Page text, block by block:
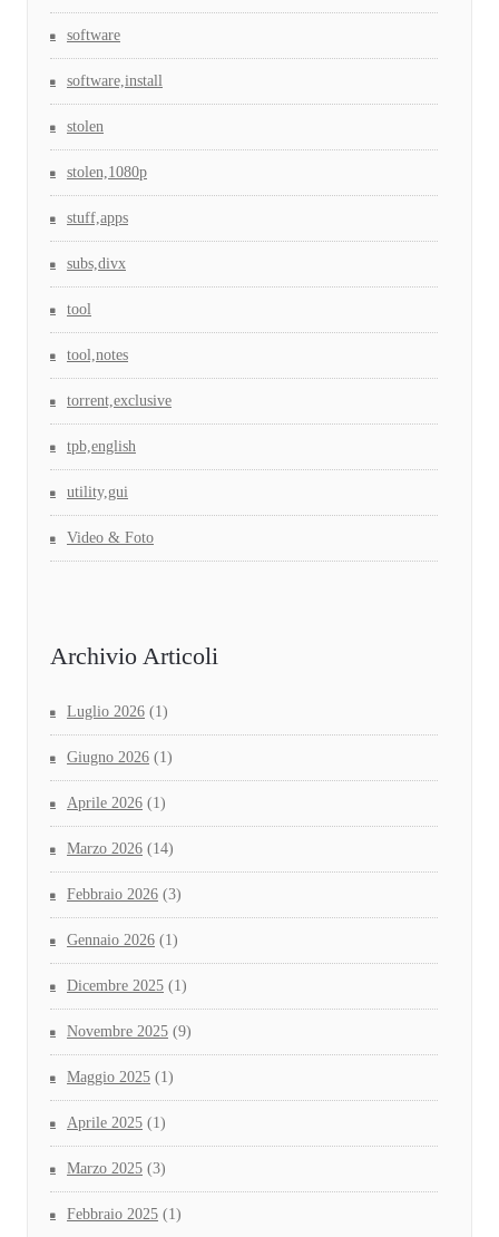
software
software,install
stolen
stolen,1080p
stuff,apps
subs,divx
tool
tool,notes
torrent,exclusive
tpb,english
utility,gui
Video & Foto
Archivio Articoli
Luglio 2026 (1)
Giugno 2026 (1)
Aprile 2026 (1)
Marzo 2026 (14)
Febbraio 2026 (3)
Gennaio 2026 (1)
Dicembre 2025 (1)
Novembre 2025 (9)
Maggio 2025 (1)
Aprile 2025 (1)
Marzo 2025 (3)
Febbraio 2025 (1)